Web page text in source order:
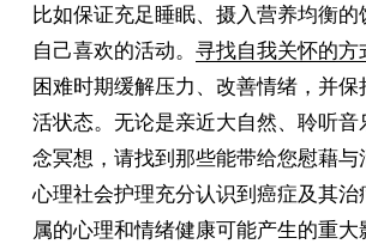
比如保证充足睡眠、摄入营养均衡
自己喜欢的活动。 寻找自我关怀的方
困难时期缓解压力、改善情绪，并保
活状态。无论是亲近大自然、聆听音
念冥想，请找到那些能带给您慰藉与
心理社会护理充分认识到癌症及其治
属的心理和情绪健康可能产生的重大